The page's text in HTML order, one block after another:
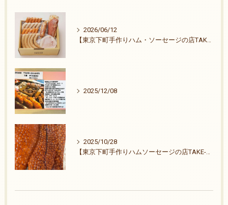
2026/06/12
【東京下町手作りハム・ソーセージの店TAKE-ZO】祭りも終わりました。
2025/12/08
2025/10/28
【東京下町手作りハムソーセージの店TAKE-ZO】ご無沙汰致しました。26周年ありがとうございます。